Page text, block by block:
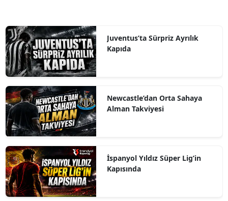
Juventus’ta Sürpriz Ayrılık
Kapıda
Newcastle’dan Orta Sahaya
Alman Takviyesi
İspanyol Yıldız Süper Lig’in
Kapısında